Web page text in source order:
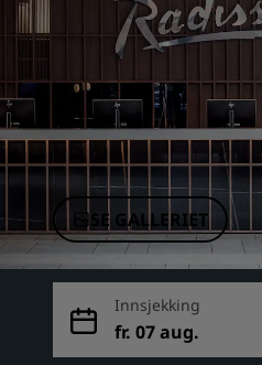
Tilknyttede merker i Kina
SE GALLERIET
Innsjekking
fr. 07 aug.